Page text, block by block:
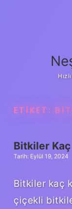
ETIKET:
Bitkiler Kaç
Tarih: Eylül 19, 2024
Bitkiler kaç
çiçekli